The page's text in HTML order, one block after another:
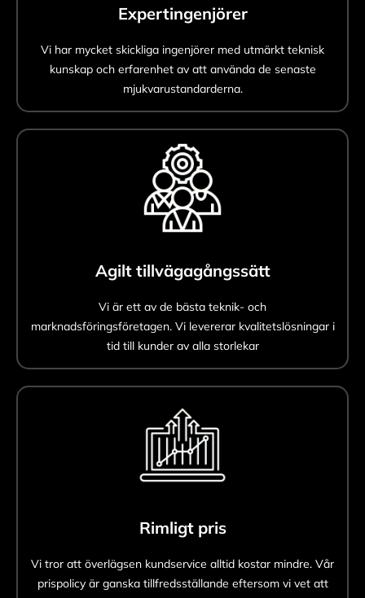
Expertingenjörer
Vi har mycket skickliga ingenjörer med utmärkt teknisk
kunskap och erfarenhet av att använda de senaste
mjukvarustandarderna.
Agilt tillvägagångssätt
Vi är ett av de bästa teknik- och
marknadsföringsföretagen. Vi levererar kvalitetslösningar i
tid till kunder av alla storlekar
Rimligt pris
Vi tror att överlägsen kundservice alltid kostar mindre. Vår
prispolicy är ganska tillfredsställande eftersom vi vet att